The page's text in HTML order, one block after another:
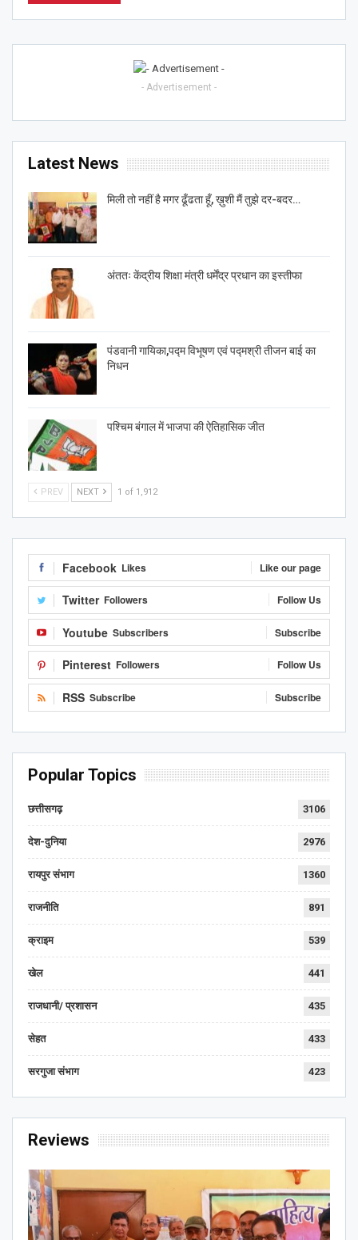
- Advertisement -
Latest News
मिली तो नहीं है मगर ढूँढता हूँ, ख़ुशी मैं तुझे दर-बदर…
अंततः केंद्रीय शिक्षा मंत्री धर्मेंद्र प्रधान का इस्तीफा
पंडवानी गायिका,पद्म विभूषण एवं पद्मश्री तीजन बाई का
निधन
पश्चिम बंगाल में भाजपा की ऐतिहासिक जीत
PREV NEXT 1 of 1,912
Facebook Likes Like our page
Twitter Followers Follow Us
Youtube Subscribers Subscribe
Pinterest Followers Follow Us
RSS Subscribe Subscribe
Popular Topics
छत्तीसगढ़ 3106
देश-दुनिया 2976
रायपुर संभाग 1360
राजनीति 891
क्राइम 539
खेल 441
राजधानी/ प्रशासन 435
सेहत 433
सरगुजा संभाग 423
Reviews